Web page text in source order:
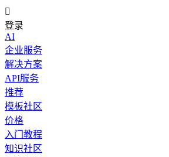

登录
AI
企业服务
解决方案
API服务
推荐
模板社区
价格
入门教程
知识社区